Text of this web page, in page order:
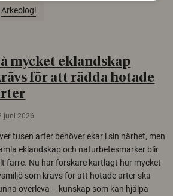
Arkeologi
mycket eklandskap
för att rädda hotade
juni 2026
tusen arter behöver ekar i sin närhet, men
eklandskap och naturbetesmarker blir
färre. Nu har forskare kartlagt hur mycket
som krävs för att hotade arter ska
överleva – kunskap som kan hjälpa